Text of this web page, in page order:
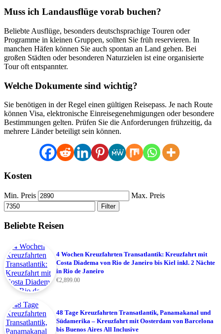
Muss ich Landausflüge vorab buchen?
Beliebte Ausflüge, besonders deutschsprachige Touren oder
Programme in kleinen Gruppen, sollten Sie früh reservieren. In
manchen Häfen können Sie auch spontan an Land gehen. Bei
großen Städten oder besonderen Naturzielen ist eine organisierte
Tour oft entspannter.
Welche Dokumente sind wichtig?
Sie benötigen in der Regel einen gültigen Reisepass. Je nach Route
können Visa, elektronische Einreisegenehmigungen oder besondere
Bestimmungen gelten. Prüfen Sie die Anforderungen frühzeitig, da
mehrere Länder beteiligt sein können.
Kosten
Min. Preis Max. Preis
Filter
Beliebte Reisen
4 Wochen Kreuzfahrten Transatlantik: Kreuzfahrt mit
Costa Diadema von Rio de Janeiro bis Kiel inkl. 2 Nächte
in Rio de Janeiro
€2,899.00
48 Tage Kreuzfahrten Transatlantik, Panamakanal und
Südamerika – Kreuzfahrt mit Oosterdam von Barcelona
bis Buenos Aires All Inclusive